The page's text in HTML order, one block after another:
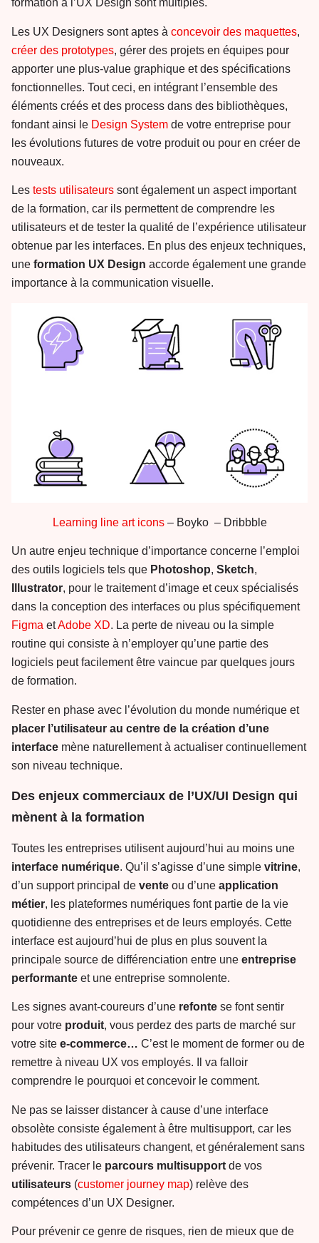
formation à l’UX Design sont multiples.
Les UX Designers sont aptes à concevoir des maquettes,
créer des prototypes, gérer des projets en équipes pour
apporter une plus-value graphique et des spécifications
fonctionnelles. Tout ceci, en intégrant l’ensemble des
éléments créés et des process dans des bibliothèques,
fondant ainsi le Design System de votre entreprise pour
les évolutions futures de votre produit ou pour en créer de
nouveaux.
Les tests utilisateurs sont également un aspect important
de la formation, car ils permettent de comprendre les
utilisateurs et de tester la qualité de l’expérience utilisateur
obtenue par les interfaces. En plus des enjeux techniques,
une formation UX Design accorde également une grande
importance à la communication visuelle.
Learning line art icons– Boyko – Dribbble
Un autre enjeu technique d’importance concerne l’emploi
des outils logiciels tels que Photoshop, Sketch,
Illustrator, pour le traitement d’image et ceux spécialisés
dans la conception des interfaces ou plus spécifiquement
Figma etAdobe XD. La perte de niveau ou la simple
routine qui consiste à n’employer qu’une partie des
logiciels peut facilement être vaincue par quelques jours
de formation.
Rester en phase avec l’évolution du monde numérique et
placer l’utilisateur au centre de la création d’une
interface mène naturellement à actualiser continuellement
son niveau technique.
Des enjeux commerciaux de l’UX/UI Design qui
mènent à la formation
Toutes les entreprises utilisent aujourd’hui au moins une
interface numérique. Qu’il s’agisse d’une simple vitrine,
d’un support principal de vente ou d’une application
métier, les plateformes numériques font partie de la vie
quotidienne des entreprises et de leurs employés. Cette
interface est aujourd’hui de plus en plus souvent la
principale source de différenciation entre une entreprise
performante et une entreprise somnolente.
Les signes avant-coureurs d’une refonte se font sentir
pour votre produit, vous perdez des parts de marché sur
votre site e-commerce… C’est le moment de former ou de
remettre à niveau UX vos employés. Il va falloir
comprendre le pourquoi et concevoir le comment.
Ne pas se laisser distancer à cause d’une interface
obsolète consiste également à être multisupport, car les
habitudes des utilisateurs changent, et généralement sans
prévenir. Tracer le parcours multisupport de vos
utilisateurs (customer journey map) relève des
compétences d’un UX Designer.
Pour prévenir ce genre de risques, rien de mieux que de